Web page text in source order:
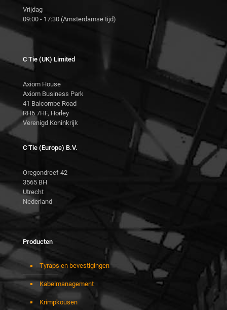
Vrijdag
09:00 - 17:30 (Amsterdamse tijd)
C Tie (UK) Limited
Axiom House
Axiom Business Park
41 Balcombe Road
RH6 7HF, Horley
Verenigd Koninkrijk
C Tie (Europe) B.V.
Oregondreef 42
3565 BH
Utrecht
Nederland
Producten
Tyraps en bevestigingen
Kabelmanagement
Krimpkousen